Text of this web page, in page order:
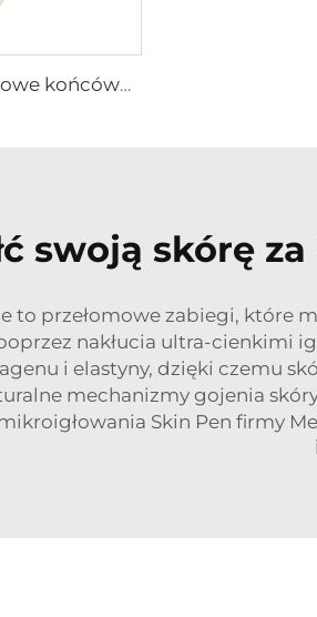
Sylfirm X igłowanie mikroigłowe końcówka rf sylfirm x XE-25 kaseton od firmy Viol
swoją skórę
to przełomowe zabiegi, które
nakłucia ultra-cienkimi
i elastyny, dzięki czemu
mechanizmy gojenia
Skin Pen firmy